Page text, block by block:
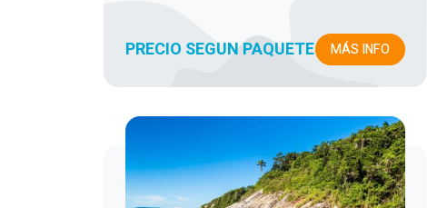
PRECIO SEGUN PAQUETE MÁS INFO